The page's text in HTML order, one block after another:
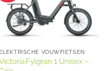
ELEKTRISCHE VOUWFIETSEN
Fylgran 1 Unisex –